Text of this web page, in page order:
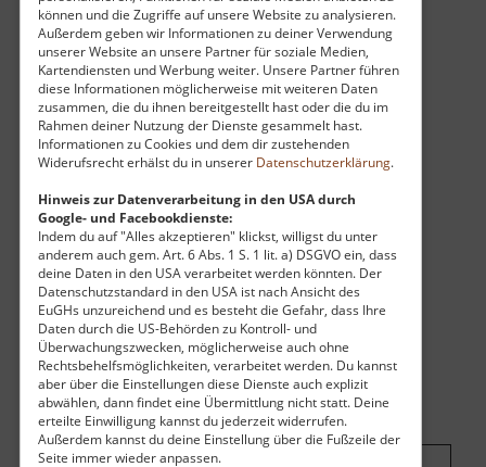
können und die Zugriffe auf unsere Website zu analysieren.
Außerdem geben wir Informationen zu deiner Verwendung
unserer Website an unsere Partner für soziale Medien,
Kartendiensten und Werbung weiter. Unsere Partner führen
diese Informationen möglicherweise mit weiteren Daten
zusammen, die du ihnen bereitgestellt hast oder die du im
Rahmen deiner Nutzung der Dienste gesammelt hast.
Informationen zu Cookies und dem dir zustehenden
Widerufsrecht erhälst du in unserer Datenschutzerklärung.
Hinweis zur Datenverarbeitung in den USA durch
Google- und Facebookdienste:
Indem du auf "Alles akzeptieren" klickst, willigst du unter
anderem auch gem. Art. 6 Abs. 1 S. 1 lit. a) DSGVO ein, dass
deine Daten in den USA verarbeitet werden könnten. Der
Datenschutzstandard in den USA ist nach Ansicht des
EuGHs unzureichend und es besteht die Gefahr, dass Ihre
Daten durch die US-Behörden zu Kontroll- und
Überwachungszwecken, möglicherweise auch ohne
Rechtsbehelfsmöglichkeiten, verarbeitet werden. Du kannst
aber über die Einstellungen diese Dienste auch explizit
abwählen, dann findet eine Übermittlung nicht statt. Deine
erteilte Einwilligung kannst du jederzeit widerrufen.
Außerdem kannst du deine Einstellung über die Fußzeile der
Seite immer wieder anpassen.
beeindruckend ist der Blick nach oben - auf der
einen Seite sieht man eine sehr sehr steile
Felswand und oben drüber flitzen die Autos von
Dresden Richtung Chemnitz auf der A4.